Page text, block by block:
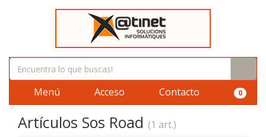
Menú Acceso Contacto 0
Artículos Sos Road (1 art.)